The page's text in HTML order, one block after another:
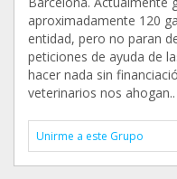
aproximadamente 120
entidad, pero no paran
peticiones de ayuda de
hacer nada sin
veterinarios nos
Unirme a este Grupo